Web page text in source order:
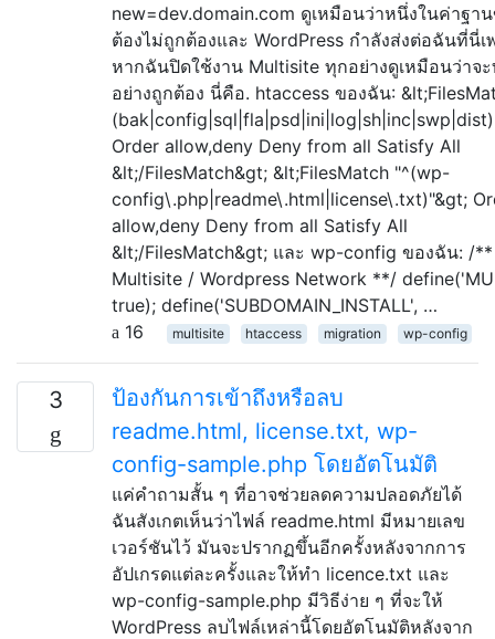
new=dev.domain.com ดูเหมือนว่าหนึ่งในค่าฐา
ต้องไม่ถูกต้องและ WordPress กำลังส่งต่อฉันที่นี่เ
หากฉันปิดใช้งาน Multisite ทุกอย่างดูเหมือนว่าจ
อย่างถูกต้อง นี่คือ. htaccess ของฉัน:
Order allow,deny Deny from all Satisfy All
&lt;/FilesMatch&gt; &lt;FilesMatch "^(wp-
config\.php|readme\.html|license\.txt)"&gt;
allow,deny Deny from all Satisfy All
&lt;/FilesMatch&gt; และ wp-config ของฉัน: /**
Multisite / Wordpress Network **/
true); define('SUBDOMAIN_INSTALL', …
16
multisite htaccess migration wp-config
3
ป้องกันการเข้าถึงหรือลบ
readme.html, license.txt, wp-
config-sample.php โดยอัตโนมัติ
แค่คำถามสั้น ๆ ที่อาจช่วยลดความปลอดภัยได้
ฉันสังเกตเห็นว่าไฟล์ readme.html มีหมายเลข
เวอร์ชันไว้ มันจะปรากฏขึ้นอีกครั้งหลังจากการ
อัปเกรดแต่ละครั้งและให้ทำ licence.txt และ
wp-config-sample.php มีวิธีง่าย ๆ ที่จะให้
WordPress ลบไฟล์เหล่านี้โดยอัตโนมัติหลังจาก